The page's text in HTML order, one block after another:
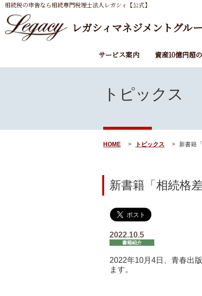
相続税の申告なら相続専門税理士法人レガシィ【公式】
レガシィマネジメントグル
サービス案内 資産10億円超
トピックス
HOME トピックス 新書籍
新書籍「相続格
2022.10.5
書籍紹介
2022年10月4日
青春出
ます。